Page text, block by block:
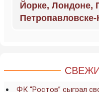
Йорке, Лондоне,
ФК “Ростов” сыграл